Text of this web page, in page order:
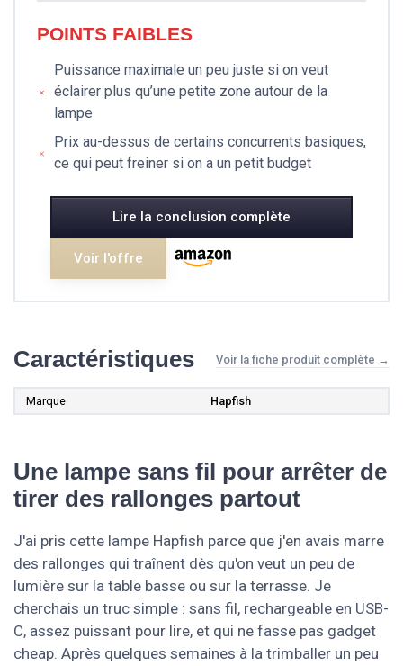
POINTS FAIBLES
Puissance maximale un peu juste si on veut
éclairer plus qu’une petite zone autour de la
lampe
Prix au-dessus de certains concurrents basiques,
ce qui peut freiner si on a un petit budget
Lire la conclusion complète
Voir l'offre
Caractéristiques Voir la fiche produit complète →
Marque Hapfish
Une lampe sans fil pour arrêter de
tirer des rallonges partout
J'ai pris cette lampe Hapfish parce que j'en avais marre
des rallonges qui traînent dès qu'on veut un peu de
lumière sur la table basse ou sur la terrasse. Je
cherchais un truc simple : sans fil, rechargeable en USB-
C, assez puissant pour lire, et qui ne fasse pas gadget
cheap. Après quelques semaines à la trimballer un peu